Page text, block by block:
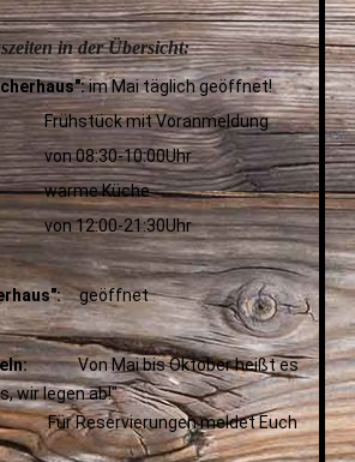
in der Übersicht:
im Mai täglich geöffnet!
mit Voranmeldung
10:00Uhr
Küche
21:30Uhr
geöffnet
Von Mai bis Oktober heißt es
wir legen ab!"
meldet Euch